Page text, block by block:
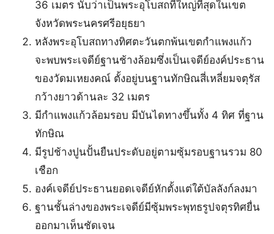
36 เมตร นับว่าเป็นพระอุโบสถที่ใหญ่ที่สุดในเขต
จังหวัดพระนครศรีอยุธยา
หลังพระอุโบสถทางทิศตะวันตกพ้นเขตกำแพงแก้ว
จะพบพระเจดีย์ฐานช้างล้อมซึ่งเป็นเจดีย์องค์ประธาน
ของวัดมเหยงคณ์ ตั้งอยู่บนฐานทักษิณสี่เหลี่ยมจตุรัส
กว้างยาวด้านละ 32 เมตร
มีกำแพงแก้วล้อมรอบ มีบันไดทางขึ้นทั้ง 4 ทิศ ที่ฐาน
ทักษิณ
มีรูปช้างปูนปั้นยืนประดับอยู่ตามซุ้มรอบฐานรวม 80
เชือก
องค์เจดีย์ประธานยอดเจดีย์หักตั้งแต่ใต้บัลลังก์ลงมา
ฐานชั้นล่างของพระเจดีย์มีซุ้มพระพุทธรูปจตุรทิศยื่น
ออกมาเห็นชัดเจน